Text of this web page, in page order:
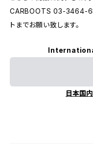
CARBOOTS 03-3464-
トまでお願い致します。
日本国